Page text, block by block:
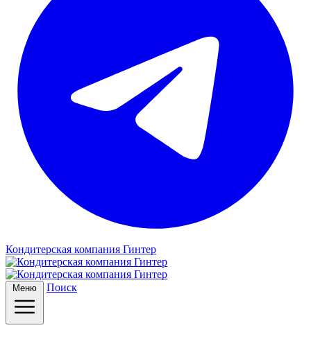
Кондитерская компания Гинтер
Меню Поиск